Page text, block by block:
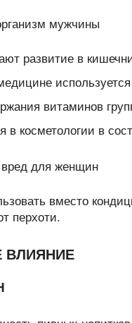
развитие в
витаминов
в косметологии в
вместо
перхоти.
ВЛИЯНИЕ